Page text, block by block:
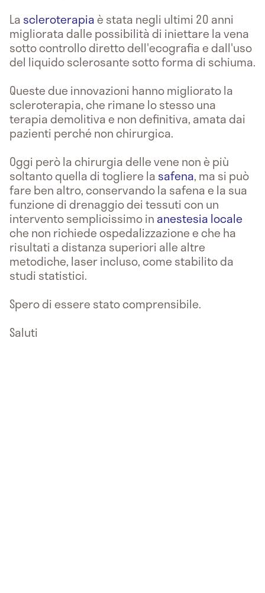
La scleroterapiaè stata negli ultimi 20 anni
migliorata dalle possibilità di iniettare la vena
sotto controllo diretto dell'ecografia e dall'uso
del liquido sclerosante sotto forma di schiuma.
Queste due innovazioni hanno migliorato la
scleroterapia, che rimane lo stesso una
terapia demolitiva e non definitiva, amata dai
pazienti perché non chirurgica.
Oggi però la chirurgia delle vene non è più
soltanto quella di togliere la safena, ma si può
fare ben altro, conservando la safena e la sua
funzione di drenaggio dei tessuti con un
intervento semplicissimo in anestesia locale
che non richiede ospedalizzazione e che ha
risultati a distanza superiori alle altre
metodiche, laser incluso, come stabilito da
studi statistici.
Spero di essere stato comprensibile.
Saluti